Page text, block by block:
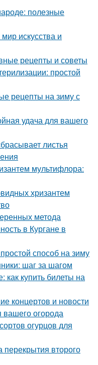
полезные
искусства и
рецепты и советы
простой
рецепты на зиму с
удача для вашего
листья
мультифлора:
хризантем
метода
в Кургане в
способ на зиму
шаг за шагом
купить билеты на
концертов и новости
вашего огорода
огурцов для
второго